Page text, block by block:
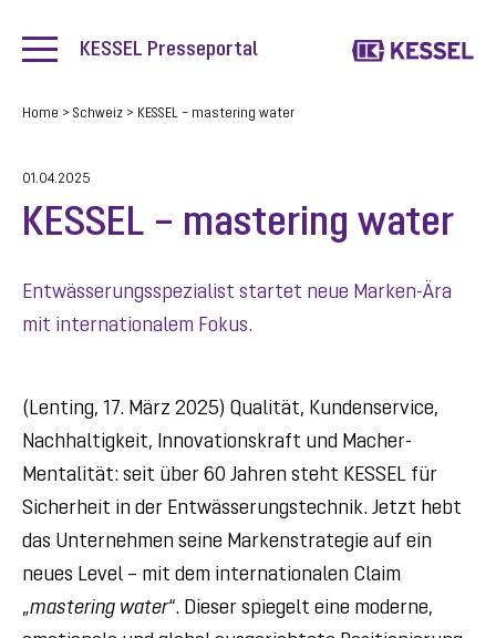
KESSEL Presseportal
Home > Schweiz > KESSEL – mastering water
01.04.2025
KESSEL – mastering water
Entwässerungsspezialist startet neue Marken-Ära
mit internationalem Fokus.
(Lenting, 17. März 2025) Qualität, Kundenservice,
Nachhaltigkeit, Innovationskraft und Macher-
Mentalität: seit über 60 Jahren steht KESSEL für
Sicherheit in der Entwässerungstechnik. Jetzt hebt
das Unternehmen seine Markenstrategie auf ein
neues Level – mit dem internationalen Claim
„mastering water“. Dieser spiegelt eine moderne,